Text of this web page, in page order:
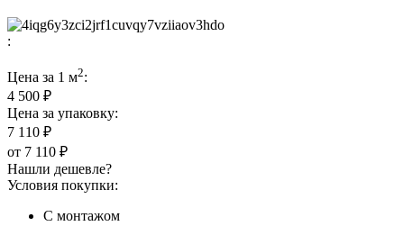
:
Цена за 1 м2:
4 500 ₽
Цена за упаковку:
7 110 ₽
от 7 110 ₽
Нашли дешевле?
Условия покупки:
С монтажом